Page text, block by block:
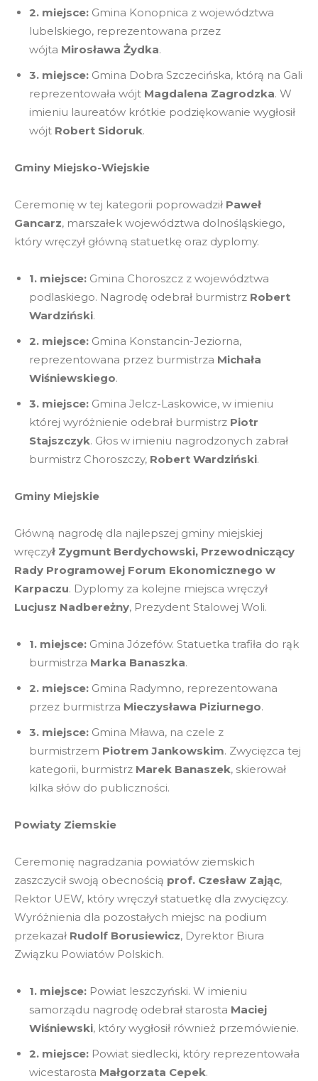
2. miejsce: Gmina Konopnica z województwa
lubelskiego, reprezentowana przez
wójta Mirosława Żydka.
3. miejsce: Gmina Dobra Szczecińska, którą na Gali
reprezentowała wójt Magdalena Zagrodzka. W
imieniu laureatów krótkie podziękowanie wygłosił
wójt Robert Sidoruk.
Gminy Miejsko-Wiejskie
Ceremonię w tej kategorii poprowadził Paweł
Gancarz, marszałek województwa dolnośląskiego,
który wręczył główną statuetkę oraz dyplomy.
1. miejsce: Gmina Choroszcz z województwa
podlaskiego. Nagrodę odebrał burmistrz Robert
Wardziński.
2. miejsce: Gmina Konstancin-Jeziorna,
reprezentowana przez burmistrza Michała
Wiśniewskiego.
3. miejsce: Gmina Jelcz-Laskowice, w imieniu
której wyróżnienie odebrał burmistrz Piotr
Stajszczyk. Głos w imieniu nagrodzonych zabrał
burmistrz Choroszczy, Robert Wardziński.
Gminy Miejskie
Główną nagrodę dla najlepszej gminy miejskiej
wręczył Zygmunt Berdychowski, Przewodniczący
Rady Programowej Forum Ekonomicznego w
Karpaczu. Dyplomy za kolejne miejsca wręczył
Lucjusz Nadbereżny, Prezydent Stalowej Woli.
1. miejsce: Gmina Józefów. Statuetka trafiła do rąk
burmistrza Marka Banaszka.
2. miejsce: Gmina Radymno, reprezentowana
przez burmistrza Mieczysława Piziurnego.
3. miejsce: Gmina Mława, na czele z
burmistrzem Piotrem Jankowskim. Zwycięzca tej
kategorii, burmistrz Marek Banaszek, skierował
kilka słów do publiczności.
Powiaty Ziemskie
Ceremonię nagradzania powiatów ziemskich
zaszczycił swoją obecnością prof. Czesław Zając,
Rektor UEW, który wręczył statuetkę dla zwycięzcy.
Wyróżnienia dla pozostałych miejsc na podium
przekazał Rudolf Borusiewicz, Dyrektor Biura
Związku Powiatów Polskich.
1. miejsce: Powiat leszczyński. W imieniu
samorządu nagrodę odebrał starosta Maciej
Wiśniewski, który wygłosił również przemówienie.
2. miejsce: Powiat siedlecki, który reprezentowała
wicestarosta Małgorzata Cepek.